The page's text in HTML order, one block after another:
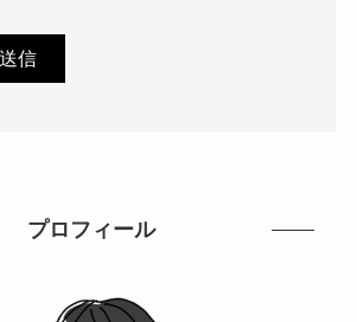
プロフィール